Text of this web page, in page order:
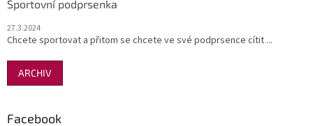
Sportovní podprsenka
27.3.2024
Chcete sportovat a přitom se chcete ve své podprsence cítit ...
ARCHIV
Facebook